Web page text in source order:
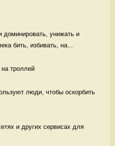
доминировать, унижать и
бить, избивать, на...
троллей
люди, чтобы оскорбить
и других сервисах для